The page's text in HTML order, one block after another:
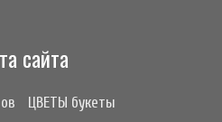
сайта
ЦВЕТЫ букеты